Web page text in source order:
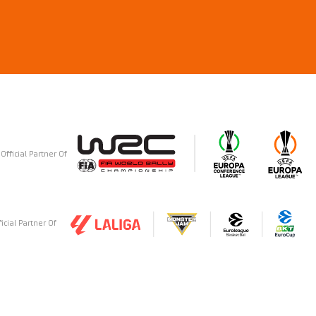
Official Partner Of
Partner Of